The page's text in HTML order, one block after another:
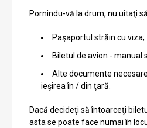
Pornindu-vă la drum, nu uitaţi
Paşaportul străin cu viza;
Biletul de avion - manual
Alte documente
ieşirea în / din ţară.
Dacă decideţi să întoarceţi
asta se poate face numai în